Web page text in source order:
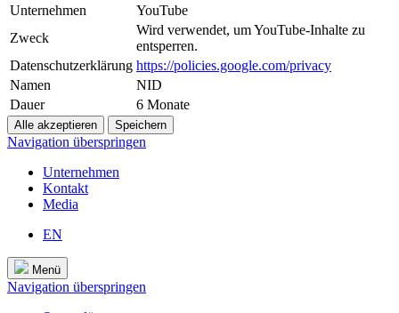
Unternehmen
YouTube
Zweck
Wird verwendet, um YouTube-Inhalte zu
entsperren.
Datenschutzerklärung https://policies.google.com/privacy
Namen
NID
Dauer
6 Monate
Navigation überspringen
Unternehmen
Kontakt
Media
EN
Menü
Navigation überspringen